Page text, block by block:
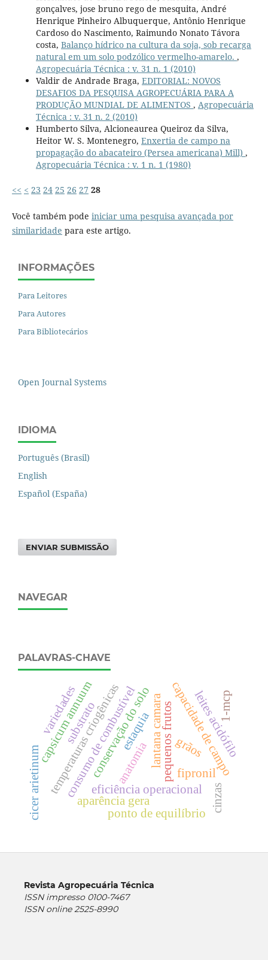
gonçalves, jose bruno rego de mesquita, André
Henrique Pinheiro Albuquerque, Antônio Henrique
Cardoso do Nascimento, Raimundo Nonato Távora
costa, Balanço hídrico na cultura da soja, sob recarga
natural em um solo podzólico vermelho-amarelo. ,
Agropecuária Técnica : v. 31 n. 1 (2010)
Valdir de Andrade Braga, EDITORIAL: NOVOS
DESAFIOS DA PESQUISA AGROPECUÁRIA PARA A
PRODUÇÃO MUNDIAL DE ALIMENTOS , Agropecuária
Técnica : v. 31 n. 2 (2010)
Humberto Silva, Alcioneaurea Queiroz da Silva,
Heitor W. S. Montenegro, Enxertia de campo na
propagação do abacateiro (Persea americana) Mill) ,
Agropecuária Técnica : v. 1 n. 1 (1980)
<< < 23 24 25 26 27 28
Você também pode iniciar uma pesquisa avançada por
similaridade para este artigo.
INFORMAÇÕES
Para Leitores
Para Autores
Para Bibliotecários
Open Journal Systems
IDIOMA
Português (Brasil)
English
Español (España)
ENVIAR SUBMISSÃO
NAVEGAR
PALAVRAS-CHAVE
pequenos frutosgrãos
estaquia
consumo de combustível capacidade de campo
eficiência operacional
conservação do solo
temperaturas criogênicas
substrato
capsicum annuum leites acidófilo
lantana camara
cicer arietinum anatomia
aparência gera
ponto de equilíbrio
1-mcp
variedades
fipronil
cinzas
Revista Agropecuária Técnica
ISSN impresso 0100-7467
ISSN online 2525-8990